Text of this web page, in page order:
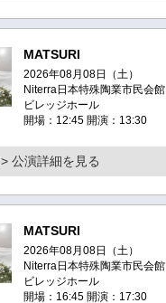
MATSURI
2026年08月08日（土）
Niterra日本特殊陶業市民会館
ビレッジホール
開場：12:45 開演：13:30
> 公演詳細を見る
MATSURI
2026年08月08日（土）
Niterra日本特殊陶業市民会館
ビレッジホール
開場：16:45 開演：17:30